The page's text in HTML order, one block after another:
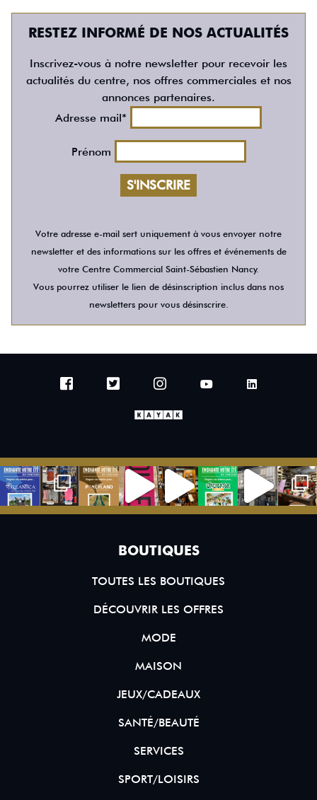
RESTEZ INFORMÉ DE NOS ACTUALITÉS
Inscrivez-vous à notre newsletter pour recevoir les
actualités du centre, nos offres commerciales et nos
annonces partenaires.
Adresse mail*
Prénom
Votre adresse e-mail sert uniquement à vous envoyer notre
newsletter et des informations sur les offres et événements de
votre Centre Commercial Saint-Sébastien Nancy.
Vous pourrez utiliser le lien de désinscription inclus dans nos
newsletters pour vous désinscrire.
BOUTIQUES
TOUTES LES BOUTIQUES
DÉCOUVRIR LES OFFRES
MODE
MAISON
JEUX/CADEAUX
SANTÉ/BEAUTÉ
SERVICES
SPORT/LOISIRS